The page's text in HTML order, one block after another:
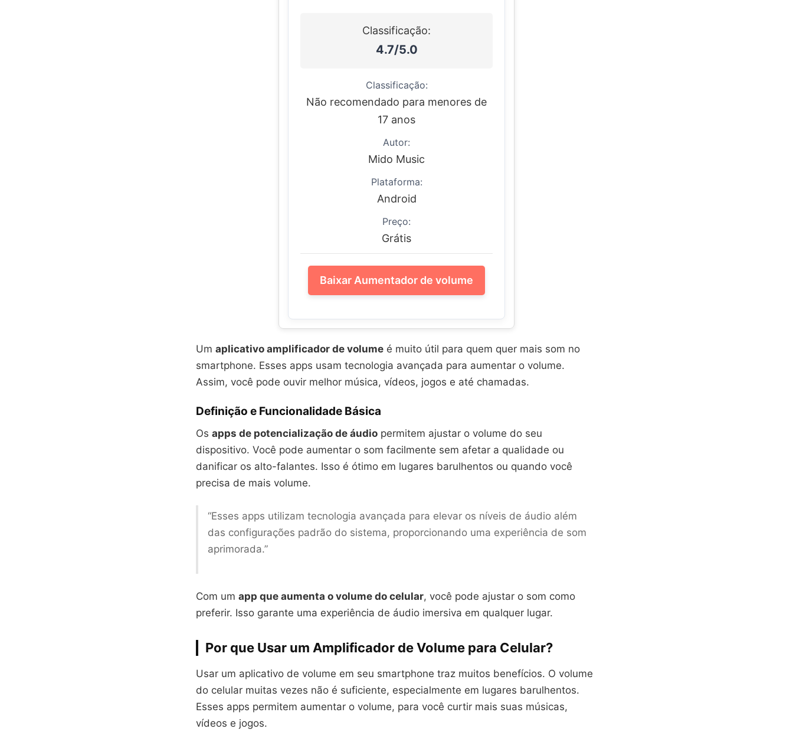
Classificação:
4.7/5.0
Classificação:
Não recomendado para menores de
17 anos
Autor:
Mido Music
Plataforma:
Android
Preço:
Grátis
Baixar Aumentador de volume
Um aplicativo amplificador de volume é muito útil para quem quer mais som no
smartphone. Esses apps usam tecnologia avançada para aumentar o volume.
Assim, você pode ouvir melhor música, vídeos, jogos e até chamadas.
Definição e Funcionalidade Básica
Os apps de potencialização de áudio permitem ajustar o volume do seu
dispositivo. Você pode aumentar o som facilmente sem afetar a qualidade ou
danificar os alto-falantes. Isso é ótimo em lugares barulhentos ou quando você
precisa de mais volume.
“Esses apps utilizam tecnologia avançada para elevar os níveis de áudio além
das configurações padrão do sistema, proporcionando uma experiência de som
aprimorada.”
Com um app que aumenta o volume do celular, você pode ajustar o som como
preferir. Isso garante uma experiência de áudio imersiva em qualquer lugar.
Por que Usar um Amplificador de Volume para Celular?
Usar um aplicativo de volume em seu smartphone traz muitos benefícios. O volume
do celular muitas vezes não é suficiente, especialmente em lugares barulhentos.
Esses apps permitem aumentar o volume, para você curtir mais suas músicas,
vídeos e jogos.